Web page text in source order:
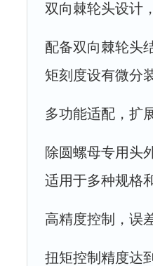
双向棘轮头设计
配备双向棘轮头
矩刻度设有微分
多功能适配，扩
除圆螺母专用头
适用于多种规格
高精度控制，误
扭矩控制精度达